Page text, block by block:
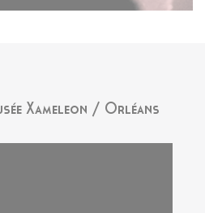
Xameleon / Orléans